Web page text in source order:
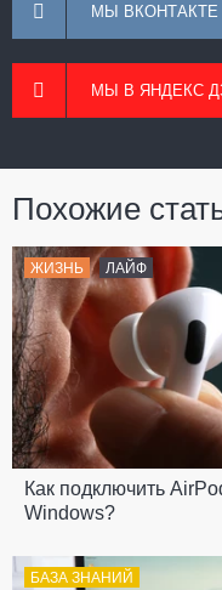
МЫ ВКОНТАКТЕ
МЫ В ЯНДЕКС
Похожие
ЖИЗНЬ ЛАЙФ
Как подключить
Windows?
БАЗА ЗНАНИЙ